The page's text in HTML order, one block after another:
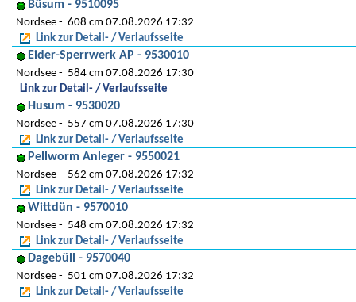
Büsum - 9510095
Nordsee
608 cm 07.08.2026 17:32
Link zur Detail- / Verlaufsseite
Eider-Sperrwerk AP - 9530010
Nordsee
584 cm 07.08.2026 17:30
Link zur Detail- / Verlaufsseite
Husum - 9530020
Nordsee
557 cm 07.08.2026 17:30
Link zur Detail- / Verlaufsseite
Pellworm Anleger - 9550021
Nordsee
562 cm 07.08.2026 17:32
Link zur Detail- / Verlaufsseite
Wittdün - 9570010
Nordsee
548 cm 07.08.2026 17:32
Link zur Detail- / Verlaufsseite
Dagebüll - 9570040
Nordsee
501 cm 07.08.2026 17:32
Link zur Detail- / Verlaufsseite